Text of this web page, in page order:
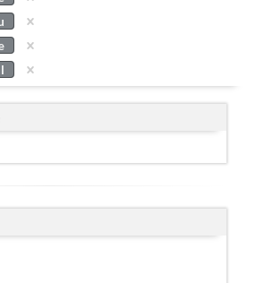
Buzau
Calarasi
Caras-Severin